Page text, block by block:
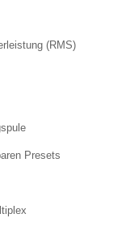
(RMS)
Presets